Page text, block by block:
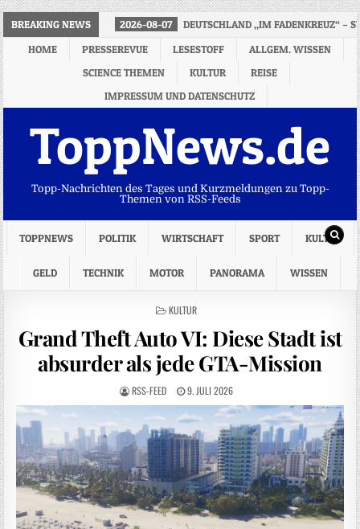
BREAKING NEWS 2026-08-07
DEUTSCHLAND „IM FADENKREUZ“ –
HOME
PRESSEREVUE LESESTOFF
ALLGEM. WISSEN
SCIENCE THEMEN
KULTUR
REISE
IMPRESSUM UND DATENSCHUTZ
ToppNews.de
Topp-Nachrichten des Tages und Kurzmeldungen zu Topp-
Themen von RSS-Feeds
TOPPNEWS POLITIK WIRTSCHAFT SPORT KULTUR
GELD TECHNIK MOTOR PANORAMA WISSEN
POSTED
KULTUR
Grand Theft Auto VI: Diese Stadt ist
absurder als jede GTA-Mission
RSS-FEED 9. JULI 2026